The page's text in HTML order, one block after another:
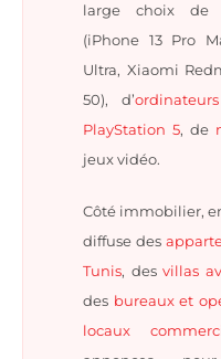
large choix de
(iPhone 13 Pro
Ultra, Xiaomi
50), d’
PlayStation 5, de
jeux vidéo.
Côté immobilier,
diffuse des
Tunis, desvillas
des bureaux et
locaux